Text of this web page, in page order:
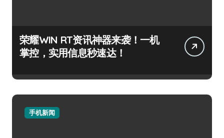
荣耀WIN RT资讯神器来袭！一机
掌控，实用信息秒速达！
手机新闻